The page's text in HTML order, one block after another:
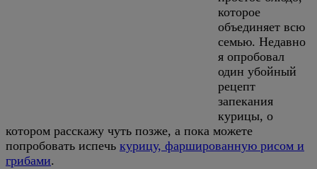
которое
объединяет всю
семью. Недавно
я опробовал
один убойный
рецепт
запекания
курицы, о
котором расскажу чуть позже, а пока можете
попробовать испечь курицу, фаршированную рисом и
грибами.